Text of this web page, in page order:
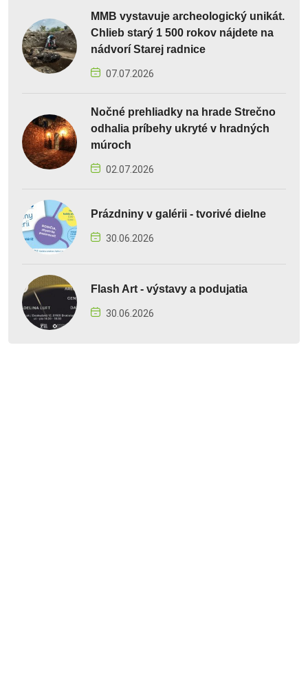
MMB vystavuje archeologický unikát.
Chlieb starý 1 500 rokov nájdete na
nádvorí Starej radnice
07.07.2026
Nočné prehliadky na hrade Strečno
odhalia príbehy ukryté v hradných
múroch
02.07.2026
Prázdniny v galérii - tvorivé dielne
30.06.2026
Flash Art - výstavy a podujatia
30.06.2026